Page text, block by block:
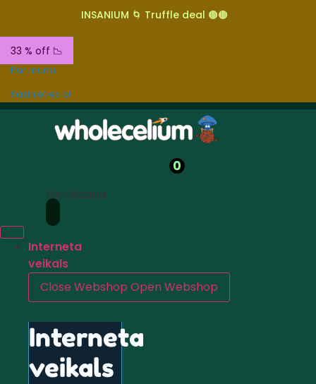
INSANIUM 🌀 Truffle deal 🟤🟤
33 % off 📉
Par mums
Sazinieties ar
0
Meklēšana
Interneta
veikals
Close Webshop Open Webshop
Interneta
veikals